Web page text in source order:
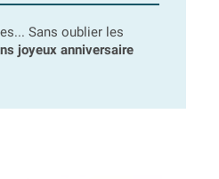
Sans oublier les
joyeux anniversaire